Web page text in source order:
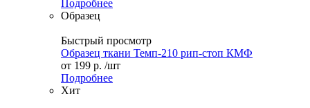
Подробнее
Образец
Быстрый просмотр
Образец ткани Темп-210 рип-стоп КМФ
от 199 р. /шт
Подробнее
Хит